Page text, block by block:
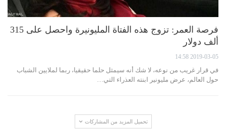
فرصة العمر: تزوج هذه الفتاة المليونيرة واحصل على 315
ألف دولار
2019-03-05 14:58
في قرار غريب من نوعه، لا شك أنه سيمثل حلما حقيقيا، ربما لملايين الشباب
حول العالم، عرض مليونير ابنته العذراء التي…
تحميل المزيد من المشاركات